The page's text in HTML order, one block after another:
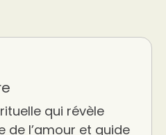
qui révèle
de l’amour et guide